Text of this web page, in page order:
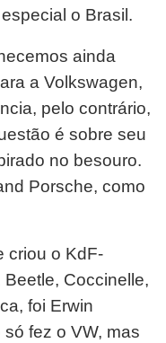
o Brasil.
ainda
a Volkswagen,
pelo contrário,
é sobre seu
no besouro.
Porsche, como
criou o KdF-
Coccinelle,
foi Erwin
fez o VW, mas